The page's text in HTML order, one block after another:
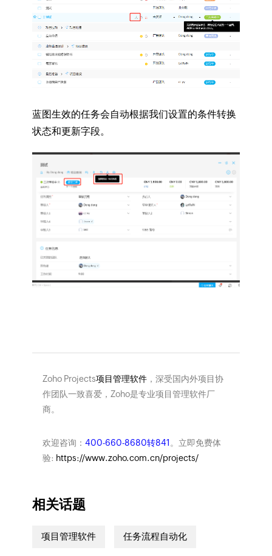
蓝图生效的任务会自动根据我们设置的条件转换
状态和更新字段。
Zoho Projects项目管理软件，深受国内外项目协
作团队一致喜爱，Zoho是专业项目管理软件厂
商。
欢迎咨询： 400-660-8680转841 。立即免费体
验: https://www.zoho.com.cn/projects/
相关话题
项目管理软件 任务流程自动化